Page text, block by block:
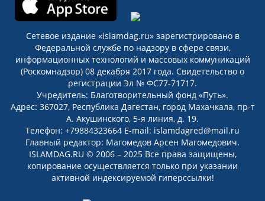
Сетевое издание «islamdag.ru» зарегистрировано в
Федеральной службе по надзору в сфере связи,
информационных технологий и массовых коммуникаций
(Роскомнадзор) 08 декабря 2017 года. Свидетельство о
регистрации Эл № ФС77-71717.
Учредитель: Благотворительный фонд «Путь».
Адрес: 367027, Республика Дагестан, город Махачкала, пр-т
А. Акушинского, 5-я линия, д. 19.
Телефон: +79884323664 E-mail: islamdagred@mail.ru
Главный редактор: Магомедов Арсен Магомедович.
ISLAMDAG.RU © 2006 – 2025 Все права защищены,
копирование осуществляется только при указании
активной индексируемой гиперссылки!